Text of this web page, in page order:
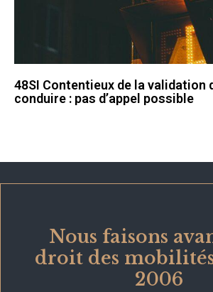
48SI Contentieux de la validation
conduire : pas d’appel possible
Nous faisons
droit des
2006